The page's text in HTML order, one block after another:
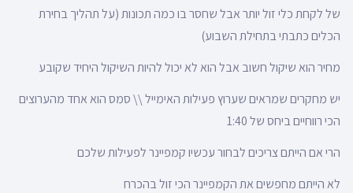
של לקחת כלי זול יותר אבל שחסר בו כמה תכונות (על תהליך בחירת
הכלים כתבתי בתחילת השבוע)
מחיר הוא שיקול חשוב אבל הוא לא יכול להיות השיקול היחיד שקובע
יש מחקרים שמראים שערוץ פעילות האימייל \\ סמס הוא אחד מהערוצים
הכי רווחיים ביחס של 1:40
הרי אם הייתם צריכים לבחור עכשיו קמפיינר לפעילות שלכם
לא הייתם מחפשים את הקמפיינר הכי זול בהכרח